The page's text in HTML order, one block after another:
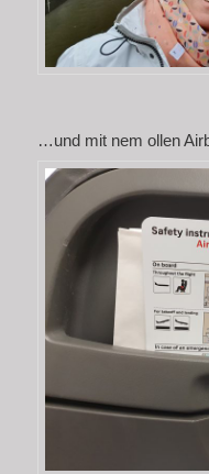
…und mit nem ollen